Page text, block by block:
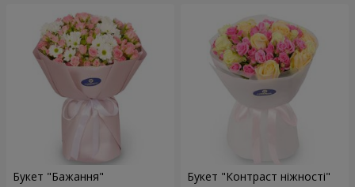
Букет "Бажання" Букет "Контраст ніжності"